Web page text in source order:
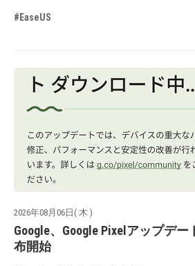
#EaseUS
2026年08月06日( 木 )
Google、Google Pixelアップデー
布開始